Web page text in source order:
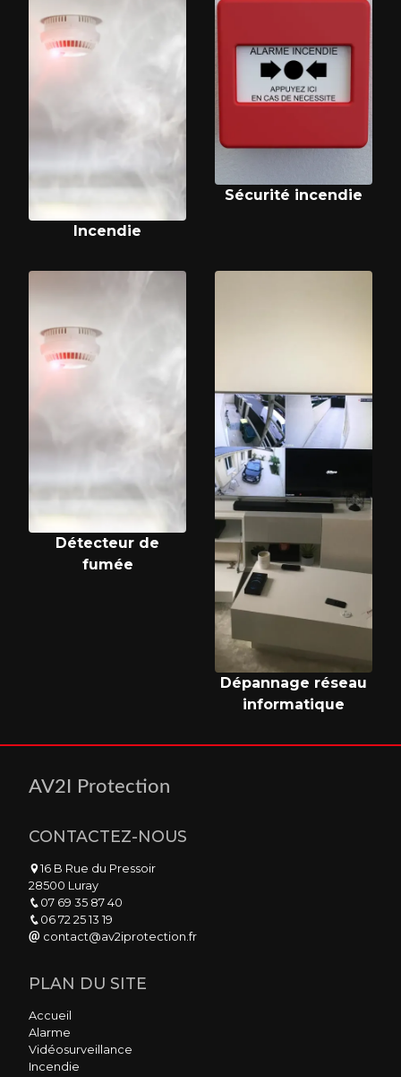
Incendie
Sécurité incendie
Détecteur de
fumée
Dépannage réseau
informatique
AV2I Protection
CONTACTEZ-NOUS
16 B Rue du Pressoir
28500 Luray
07 69 35 87 40
06 72 25 13 19
contact@av2iprotection.fr
PLAN DU SITE
Accueil
Alarme
Vidéosurveillance
Incendie